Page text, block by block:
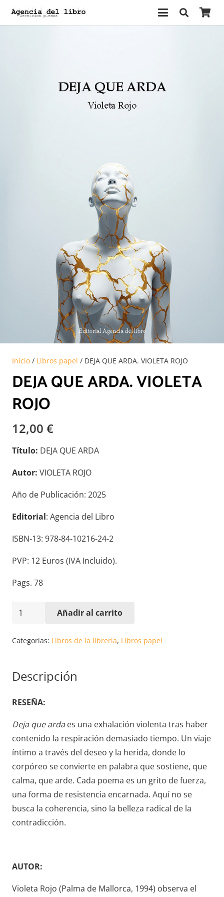
Inicio / Libros papel / DEJA QUE ARDA. VIOLETA ROJO
DEJA QUE ARDA. VIOLETA
ROJO
12,00 €
Título: DEJA QUE ARDA
Autor: VIOLETA ROJO
Año de Publicación: 2025
Editorial: Agencia del Libro
ISBN-13: 978-84-10216-24-2
PVP: 12 Euros (IVA Incluido).
Pags. 78
DEJA
ARDA.
cantidad
Añadir al carrito
Categorías: Libros de la libreria, Libros papel
Descripción
RESEÑA:
Deja que ardaes una exhalación violenta tras haber
contenido la respiración demasiado tiempo. Un viaje
íntimo a través del deseo y la herida, donde lo
corpóreo se convierte en palabra que sostiene, que
calma, que arde. Cada poema es un grito de fuerza,
una forma de resistencia encarnada. Aquí no se
busca la coherencia, sino la belleza radical de la
contradicción.
AUTOR:
Violeta Rojo (Palma de Mallorca, 1994) observa el